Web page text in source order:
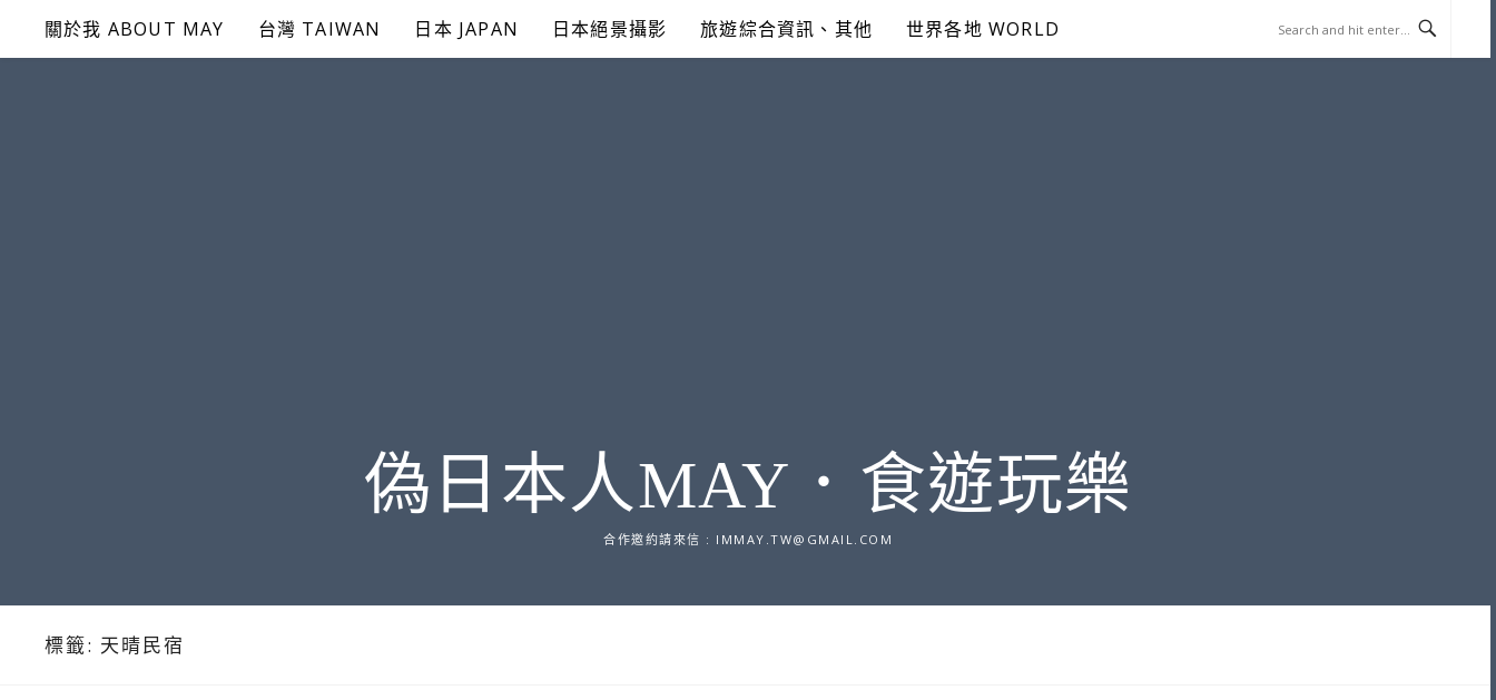
content
關於我 ABOUT MAY 台灣 TAIWAN 日本 JAPAN 日本絕景攝影 旅遊綜合資訊、其他 世界各地 WORLD
偽日本人MAY．食遊玩樂
合作邀約請來信 : IMMAY.TW@GMAIL.COM
標籤: 天晴民宿